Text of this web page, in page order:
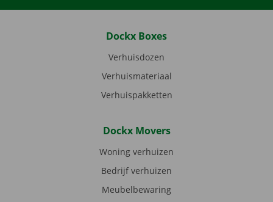
Dockx Boxes
Verhuisdozen
Verhuismateriaal
Verhuispakketten
Dockx Movers
Woning verhuizen
Bedrijf verhuizen
Meubelbewaring